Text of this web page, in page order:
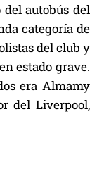
autobús del
categoría de
del club y
estado grave.
era Almamy
del Liverpool,